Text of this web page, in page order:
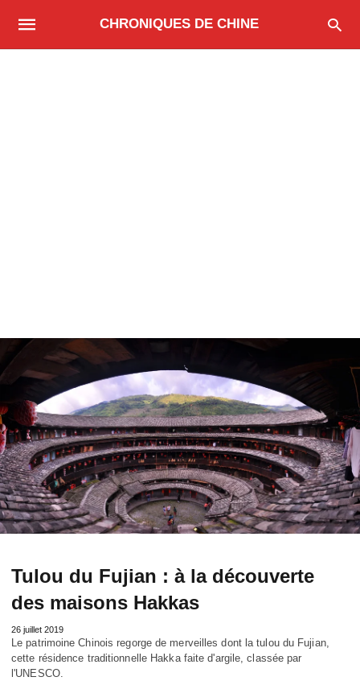
CHRONIQUES DE CHINE
Tulou du Fujian : à la découverte
des maisons Hakkas
26 juillet 2019
Le patrimoine Chinois regorge de merveilles dont la tulou du Fujian,
cette résidence traditionnelle Hakka faite d'argile, classée par
l'UNESCO.